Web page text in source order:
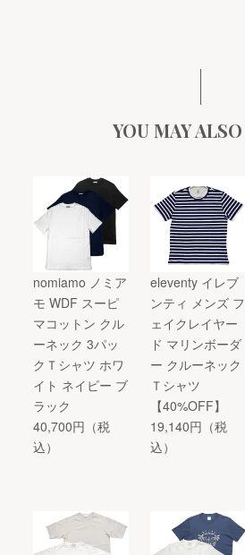
YOU MAY
nomiamo ノミア
モ WDF スーピ
マコットン クル
ーネック 3パッ
クＴシャツ ホワ
イト ネイビー ブ
ラック
40,700円（税
込）
eleventy イレブ
ンティ メンズ フ
ェイクレイヤー
ド マリンボーダ
ー クルーネック
Ｔシャツ
【40%OFF】
19,140円（税
込）